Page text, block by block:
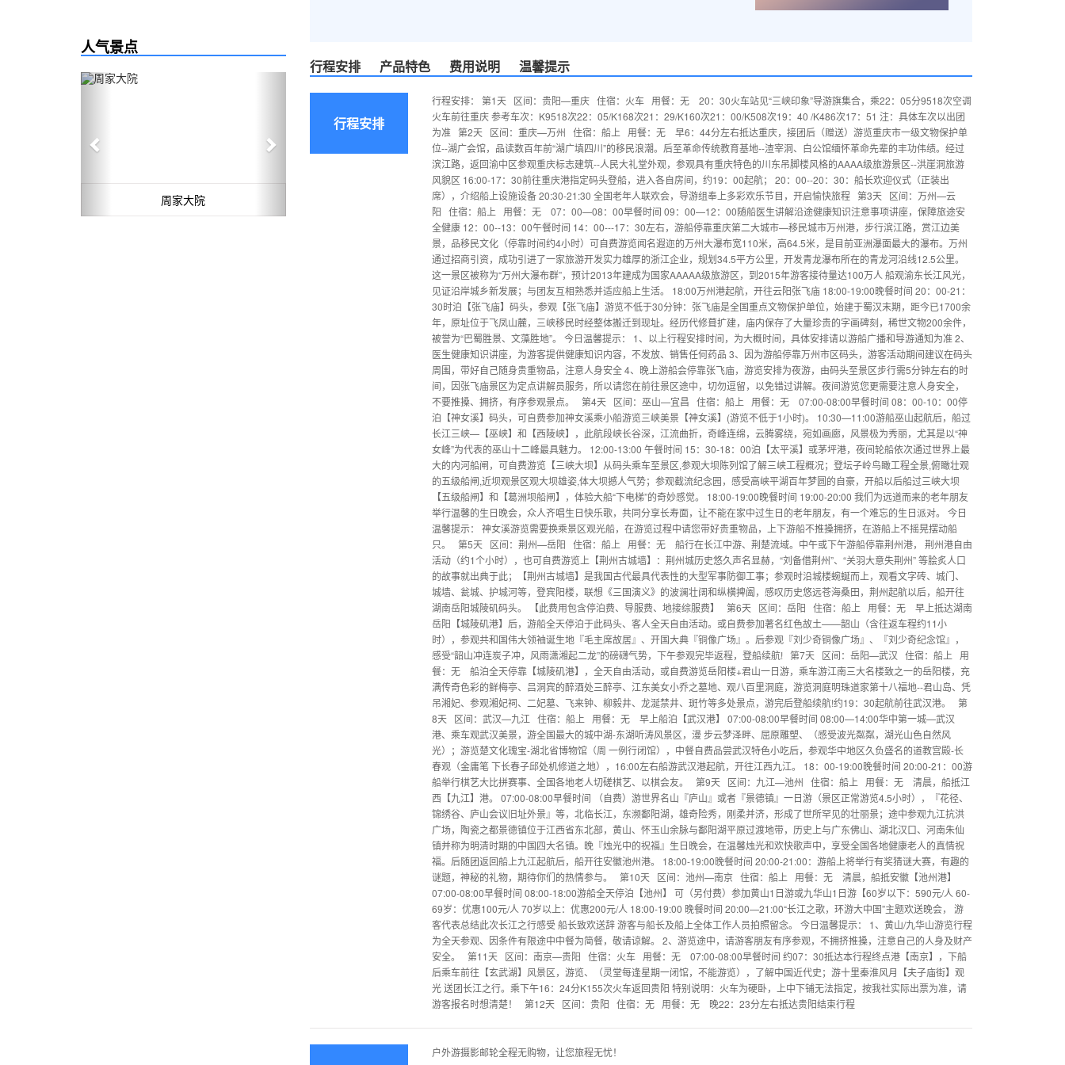
人气景点
周家大院
Previous
行程安排 产品特色 费用说明 温馨提示
行程安排
行程安排： 第1天 区间：贵阳—重庆 住宿：火车 用餐：无 20：30火车站见“三峡印象”导游旗集合，乘22：05分9518次空调
火车前往重庆 参考车次：K9518次22：05/K168次21：29/K160次21：00/K508次19：40 /K486次17：51 注：具体车次以出团
为准 第2天 区间：重庆—万州 住宿：船上 用餐：无 早6：44分左右抵达重庆，接团后（赠送）游览重庆市一级文物保护单
位--湖广会馆，品读数百年前“湖广填四川”的移民浪潮。后至革命传统教育基地--渣宰洞、白公馆缅怀革命先辈的丰功伟绩。经过
滨江路，返回渝中区参观重庆标志建筑--人民大礼堂外观，参观具有重庆特色的川东吊脚楼风格的AAAA级旅游景区--洪崖洞旅游
风貌区 16:00-17：30前往重庆港指定码头登船，进入各自房间，约19：00起航； 20：00--20：30：船长欢迎仪式（正装出
席），介绍船上设施设备 20:30-21:30 全国老年人联欢会，导游组奉上多彩欢乐节目，开启愉快旅程 第3天 区间：万州—云
阳 住宿：船上 用餐：无 07：00—08：00早餐时间 09：00—12：00随船医生讲解沿途健康知识注意事项讲座，保障旅途安
全健康 12：00--13：00午餐时间 14：00---17：30左右，游船停靠重庆第二大城市—移民城市万州港，步行滨江路，赏江边美
景，品移民文化（停靠时间约4小时）可自费游览闻名遐迩的万州大瀑布宽110米，高64.5米，是目前亚洲瀑面最大的瀑布。万州
通过招商引资，成功引进了一家旅游开发实力雄厚的浙江企业，规划34.5平方公里，开发青龙瀑布所在的青龙河沿线12.5公里。
这一景区被称为“万州大瀑布群”，预计2013年建成为国家AAAAA级旅游区，到2015年游客接待量达100万人 船观渝东长江风光，
见证沿岸城乡新发展；与团友互相熟悉并适应船上生活。 18:00万州港起航，开往云阳张飞庙 18:00-19:00晚餐时间 20：00-21：
30时泊【张飞庙】码头，参观【张飞庙】游览不低于30分钟：张飞庙是全国重点文物保护单位，始建于蜀汉末期，距今已1700余
年，原址位于飞凤山麓，三峡移民时经整体搬迁到现址。经历代修葺扩建，庙内保存了大量珍贵的字画碑刻，稀世文物200余件，
被誉为“巴蜀胜景、文藻胜地”。 今日温馨提示： 1、以上行程安排时间，为大概时间，具体安排请以游船广播和导游通知为准 2、
医生健康知识讲座，为游客提供健康知识内容，不发放、销售任何药品 3、因为游船停靠万州市区码头，游客活动期间建议在码头
周围，带好自己随身贵重物品，注意人身安全 4、晚上游船会停靠张飞庙，游览安排为夜游，由码头至景区步行需5分钟左右的时
间，因张飞庙景区为定点讲解员服务，所以请您在前往景区途中，切勿逗留，以免错过讲解。夜间游览您更需要注意人身安全，
不要推搡、拥挤，有序参观景点。 第4天 区间：巫山—宜昌 住宿：船上 用餐：无 07:00-08:00早餐时间 08：00-10：00停
泊【神女溪】码头，可自费参加神女溪乘小船游览三峡美景【神女溪】(游览不低于1小时)。 10:30—11:00游船巫山起航后，船过
长江三峡—【巫峡】和【西陵峡】，此航段峡长谷深，江流曲折，奇峰连绵，云腾雾绕，宛如画廊，风景极为秀丽，尤其是以“神
女峰”为代表的巫山十二峰最具魅力。 12:00-13:00 午餐时间 15：30-18：00泊【太平溪】或茅坪港，夜间轮船依次通过世界上最
大的内河船闸，可自费游览【三峡大坝】从码头乘车至景区,参观大坝陈列馆了解三峡工程概况；登坛子岭鸟瞰工程全景,俯瞰壮观
的五级船闸,近坝观景区观大坝雄姿,体大坝撼人气势；参观截流纪念园，感受高峡平湖百年梦圆的自豪，开船以后船过三峡大坝
【五级船闸】和【葛洲坝船闸】，体验大船“下电梯”的奇妙感觉。 18:00-19:00晚餐时间 19:00-20:00 我们为远道而来的老年朋友
举行温馨的生日晚会，众人齐唱生日快乐歌，共同分享长寿面，让不能在家中过生日的老年朋友，有一个难忘的生日派对。 今日
温馨提示： 神女溪游览需要换乘景区观光船，在游览过程中请您带好贵重物品，上下游船不推搡拥挤，在游船上不摇晃摆动船
只。 第5天 区间：荆州—岳阳 住宿：船上 用餐：无 船行在长江中游、荆楚流域。中午或下午游船停靠荆州港， 荆州港自由
活动（约1个小时），也可自费游览上【荆州古城墙】：荆州城历史悠久声名显赫，“刘备借荆州”、“关羽大意失荆州” 等脍炙人口
的故事就出典于此；【荆州古城墙】是我国古代最具代表性的大型军事防御工事；参观时沿城楼蜿蜒而上，观看文字砖、城门、
城墙、瓮城、护城河等，登宾阳楼，联想《三国演义》的波澜壮阔和纵横捭阖，感叹历史悠远苍海桑田，荆州起航以后，船开往
湖南岳阳城陵矶码头。 【此费用包含停泊费、导服费、地接综服费】 第6天 区间：岳阳 住宿：船上 用餐：无 早上抵达湖南
岳阳【城陵矶港】后，游船全天停泊于此码头、客人全天自由活动。或自费参加著名红色故土——韶山（含往返车程约11小
时），参观共和国伟大领袖诞生地『毛主席故居』、开国大典『铜像广场』。后参观『刘少奇铜像广场』、『刘少奇纪念馆』，
感受“韶山冲连炭子冲，风雨潇湘起二龙”的磅礴气势，下午参观完毕返程，登船续航! 第7天 区间：岳阳—武汉 住宿：船上 用
餐：无 船泊全天停靠【城陵矶港】，全天自由活动，或自费游览岳阳楼+君山一日游，乘车游江南三大名楼致之一的岳阳楼，充
满传奇色彩的鲜梅亭、吕洞宾的醉酒处三醉亭、江东美女小乔之墓地、观八百里洞庭，游览洞庭明珠道家第十八福地--君山岛、凭
吊湘妃、参观湘妃祠、二妃墓、飞来钟、柳毅井、龙涎禁井、斑竹等多处景点，游完后登船续航!约19：30起航前往武汉港。 第
8天 区间：武汉—九江 住宿：船上 用餐：无 早上船泊【武汉港】 07:00-08:00早餐时间 08:00—14:00华中第一城—武汉
港、乘车观武汉美景，游全国最大的城中湖-东湖听涛风景区，漫 步云梦泽畔、屈原雕塑、（感受波光粼粼，湖光山色自然风
光）；游览楚文化瑰宝-湖北省博物馆（周 一例行闭馆），中餐自费品尝武汉特色小吃后，参观华中地区久负盛名的道教宫殿-长
春观（金庸笔 下长春子邱处机修道之地），16:00左右船游武汉港起航，开往江西九江。 18：00-19:00晚餐时间 20:00-21：00游
船举行棋艺大比拼赛事、全国各地老人切磋棋艺、以棋会友。 第9天 区间：九江—池州 住宿：船上 用餐：无 清晨，船抵江
西【九江】港。 07:00-08:00早餐时间 （自费）游世界名山『庐山』或者『景德镇』一日游（景区正常游览4.5小时），『花径、
锦绣谷、庐山会议旧址外景』等，北临长江，东濒鄱阳湖，雄奇险秀，刚柔并济，形成了世所罕见的壮丽景；途中参观九江抗洪
广场，陶瓷之都景德镇位于江西省东北部，黄山、怀玉山余脉与鄱阳湖平原过渡地带，历史上与广东佛山、湖北汉口、河南朱仙
镇并称为明清时期的中国四大名镇。晚『烛光中的祝福』生日晚会，在温馨烛光和欢快歌声中，享受全国各地健康老人的真情祝
福。后随团返回船上九江起航后，船开往安徽池州港。 18:00-19:00晚餐时间 20:00-21:00：游船上将举行有奖猜谜大赛，有趣的
谜题，神秘的礼物，期待你们的热情参与。 第10天 区间：池州—南京 住宿：船上 用餐：无 清晨，船抵安徽【池州港】
07:00-08:00早餐时间 08:00-18:00游船全天停泊【池州】 可（另付费）参加黄山1日游或九华山1日游【60岁以下：590元/人 60-
69岁：优惠100元/人 70岁以上：优惠200元/人 18:00-19:00 晚餐时间 20:00—21:00“长江之歌，环游大中国”主题欢送晚会， 游
客代表总结此次长江之行感受 船长致欢送辞 游客与船长及船上全体工作人员拍照留念。 今日温馨提示： 1、黄山/九华山游览行程
为全天参观、因条件有限途中中餐为简餐，敬请谅解。 2、游览途中，请游客朋友有序参观，不拥挤推搡，注意自己的人身及财产
安全。 第11天 区间：南京—贵阳 住宿：火车 用餐：无 07:00-08:00早餐时间 约07：30抵达本行程终点港【南京】，下船
后乘车前往【玄武湖】风景区，游览、（灵堂每逢星期一闭馆，不能游览），了解中国近代史；游十里秦淮风月【夫子庙街】观
光 送团长江之行。乘下午16：24分K155次火车返回贵阳 特别说明：火车为硬卧，上中下铺无法指定，按我社实际出票为准，请
游客报名时想清楚！ 第12天 区间：贵阳 住宿：无 用餐：无 晚22：23分左右抵达贵阳结束行程
户外游摄影邮轮全程无购物，让您旅程无忧！